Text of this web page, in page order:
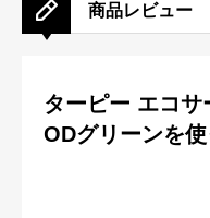
商品レビュー
ターピー エコ
ODグリーンを